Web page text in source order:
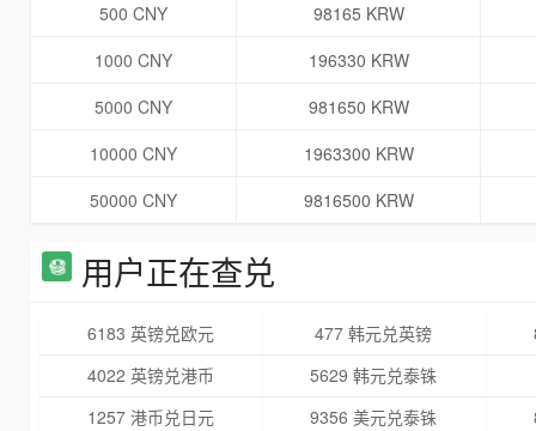
500 CNY
98165 KRW
1000 CNY
196330 KRW
5000 CNY
981650 KRW
10000 CNY
1963300 KRW
50000 CNY
9816500 KRW
用户正在查兑
6183 英镑兑欧元 477 韩元兑英镑
4022 英镑兑港币
5629 韩元兑泰铢
1257 港币兑日元
9356 美元兑泰铢